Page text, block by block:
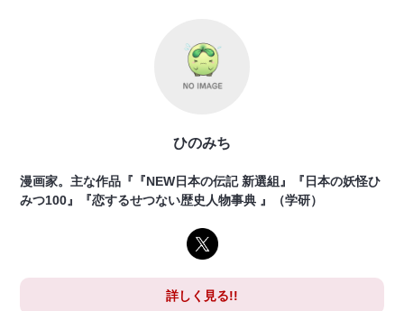
ひのみち
漫画家。主な作品『『NEW日本の伝記 新選組』『日本の妖怪ひ
みつ100』『恋するせつない歴史人物事典 』（学研）
詳しく見る!!